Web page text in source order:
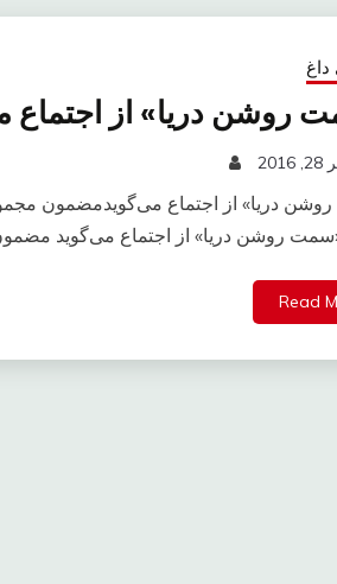
روشن دریا» از اجتماع
دریا» از اجتماع می‌گویدمضمون
روشن دریا» از اجتماع می‌گوید
Read